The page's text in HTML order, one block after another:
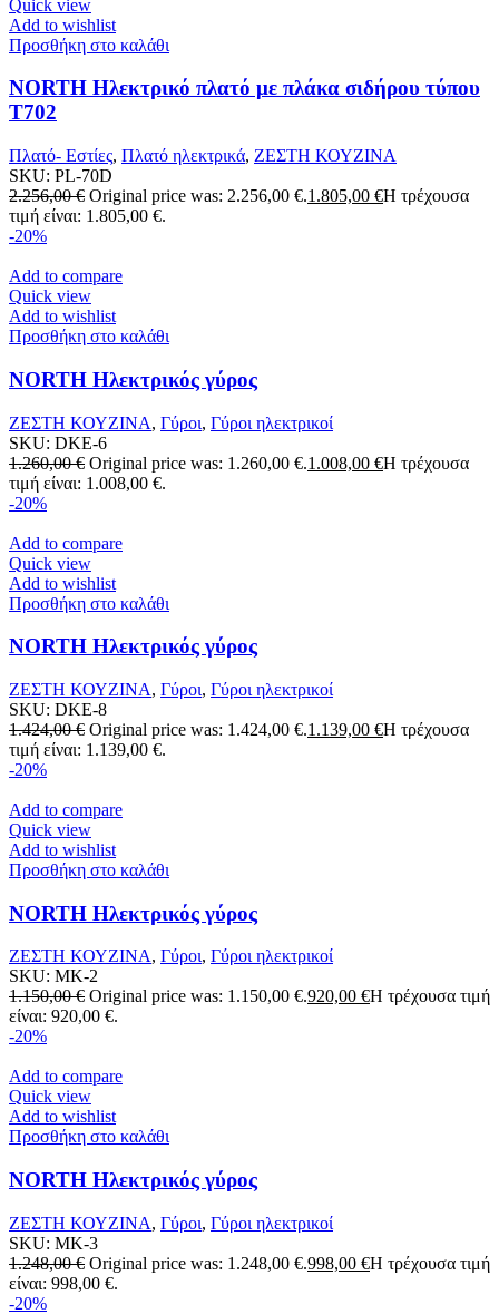
Quick view
Add to wishlist
Προσθήκη στο καλάθι
NORTH Ηλεκτρικό πλατό με πλάκα σιδήρου τύπου
T702
Πλατό- Εστίες, Πλατό ηλεκτρικά, ΖΕΣΤΗ ΚΟΥΖΙΝΑ
SKU: PL-70D
2.256,00€ Original price was: 2.256,00 €.1.805,00 €Η τρέχουσα
τιμή είναι: 1.805,00 €.
-20%
Add to compare
Quick view
Add to wishlist
Προσθήκη στο καλάθι
NORTH Ηλεκτρικός γύρος
ΖΕΣΤΗ ΚΟΥΖΙΝΑ, Γύροι, Γύροι ηλεκτρικοί
SKU: DKE-6
1.260,00€ Original price was: 1.260,00 €.1.008,00 €Η τρέχουσα
τιμή είναι: 1.008,00 €.
-20%
Add to compare
Quick view
Add to wishlist
Προσθήκη στο καλάθι
NORTH Ηλεκτρικός γύρος
ΖΕΣΤΗ ΚΟΥΖΙΝΑ, Γύροι, Γύροι ηλεκτρικοί
SKU: DKE-8
1.424,00€ Original price was: 1.424,00 €.1.139,00 €Η τρέχουσα
τιμή είναι: 1.139,00 €.
-20%
Add to compare
Quick view
Add to wishlist
Προσθήκη στο καλάθι
NORTH Ηλεκτρικός γύρος
ΖΕΣΤΗ ΚΟΥΖΙΝΑ, Γύροι, Γύροι ηλεκτρικοί
SKU: MK-2
1.150,00€ Original price was: 1.150,00 €.920,00 €Η τρέχουσα τιμή
είναι: 920,00 €.
-20%
Add to compare
Quick view
Add to wishlist
Προσθήκη στο καλάθι
NORTH Ηλεκτρικός γύρος
ΖΕΣΤΗ ΚΟΥΖΙΝΑ, Γύροι, Γύροι ηλεκτρικοί
SKU: MK-3
1.248,00€ Original price was: 1.248,00 €.998,00 €Η τρέχουσα τιμή
είναι: 998,00 €.
-20%